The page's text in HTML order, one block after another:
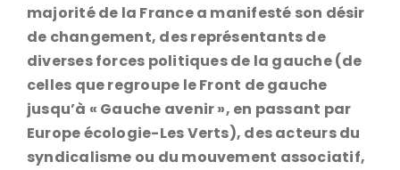
majorité de la France a manifesté son désir
de changement, des représentants de
diverses forces politiques de la gauche (de
celles que regroupe le Front de gauche
jusqu’à « Gauche avenir », en passant par
Europe écologie-Les Verts), des acteurs du
syndicalisme ou du mouvement associatif,